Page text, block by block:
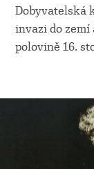
Dobyvatelská
invazi do
polovině 16.